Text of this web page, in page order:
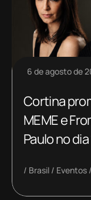
6 de agosto de
Cortina
MEME e
Paulo no
Brasil Eventos